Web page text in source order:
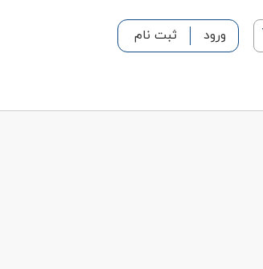
ورود ثبت نام